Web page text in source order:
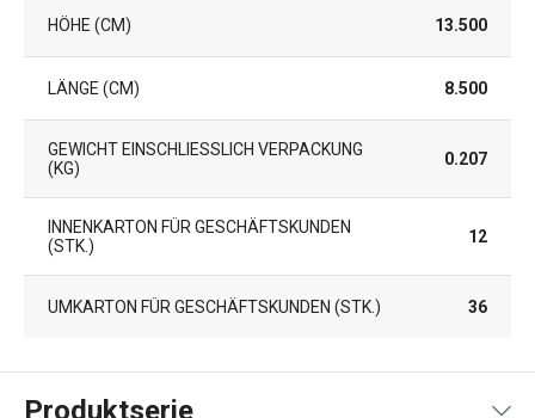
HÖHE (CM) 13.500
LÄNGE (CM) 8.500
GEWICHT EINSCHLIESSLICH VERPACKUNG (
KG)
0.207
INNENKARTON FÜR GESCHÄFTSKUNDEN
(STK.)
12
UMKARTON FÜR GESCHÄFTSKUNDEN (STK.) 36
Produktserie